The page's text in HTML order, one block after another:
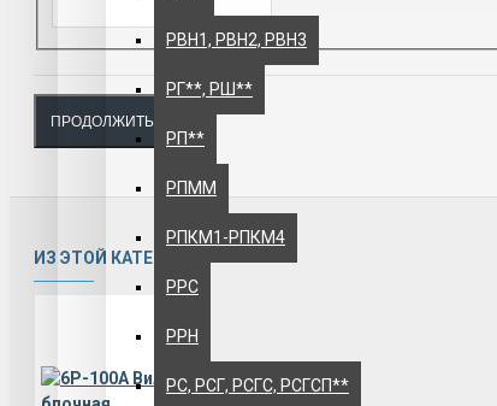
РВН1, РВН2, РВН3
РГ**, РШ**
РП**
РПММ
РПКМ1-РПКМ4
РРС
РРН
РС, РСГ, РСГС, РСГСП**
ПРОДОЛЖИТЬ
ИЗ ЭТОЙ КАТЕГОРИИ